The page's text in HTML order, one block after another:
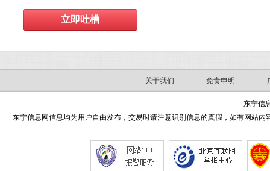
关于我们 免责申明
东宁信
东宁信息网信息均为用户自由发布，交易时请注意识别信息的真假，如有网站内